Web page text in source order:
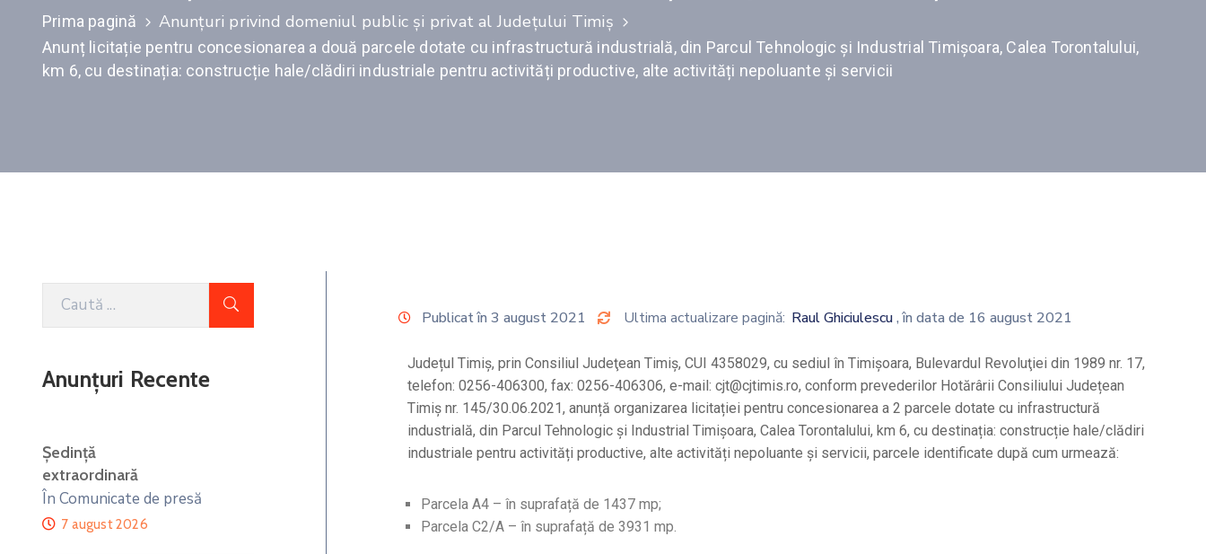
Prima pagină Anunțuri privind domeniul public și privat al Județului Timiș
Anunț licitație pentru concesionarea a două parcele dotate cu infrastructură industrială, din Parcul Tehnologic și Industrial Timișoara, Calea Torontalului,
km 6, cu destinația: construcție hale/clădiri industriale pentru activități productive, alte activități nepoluante și servicii
Publicat în 3 august 2021 Ultima actualizare pagină: Raul Ghiciulescu, în data de 16 august 2021
Județul Timiș, prin Consiliul Judeţean Timiş, CUI 4358029, cu sediul în Timişoara, Bulevardul Revoluţiei din 1989 nr. 17,
telefon: 0256-406300, fax: 0256-406306, e-mail: cjt@cjtimis.ro, conform prevederilor Hotărârii Consiliului Județean
Timiș nr. 145/30.06.2021, anunță organizarea licitației pentru concesionarea a 2 parcele dotate cu infrastructură
industrială, din Parcul Tehnologic și Industrial Timișoara, Calea Torontalului, km 6, cu destinația: construcție hale/clădiri
industriale pentru activități productive, alte activități nepoluante și servicii, parcele identificate după cum urmează:
Parcela A4 – în suprafață de 1437 mp;
Parcela C2/A – în suprafață de 3931 mp.
Anunțuri Recente
Ședință
extraordinară
În Comunicate de presă
7 august 2026